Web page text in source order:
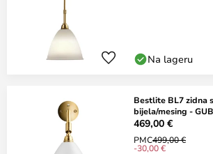
Na lageru
Bestlite BL7 zidna
bijela/mesing -
469,00 €
PMC499,00 €
-30,00 €